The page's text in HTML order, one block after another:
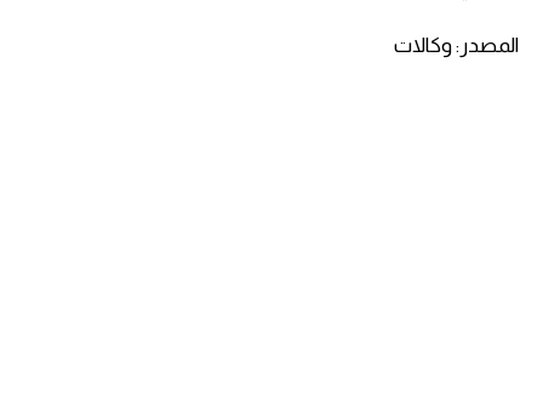
المصدر: وكالات